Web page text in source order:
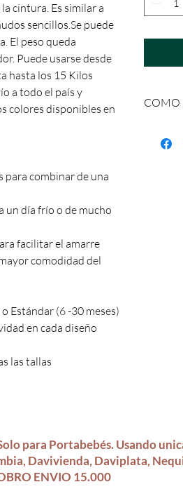
cintura. Es similar a
sencillos.Se puede
El peso queda
Puede usarse desde
hasta los 15 Kilos
a todo el país y
colores disponibles en
para combinar de una
un día frío o de mucho
facilitar el amarre
comodidad del
Estándar (6 -30 meses)
en cada diseño
las tallas
COMO
el color
para Portabebés.Usando
Davivienda, Daviplata,
ENVIO 15.000